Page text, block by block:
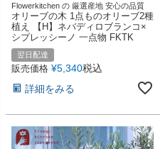
Flowerkitchen の 厳選産地 安心の品質
オリーブの木 1点ものオリーブ2種
植え 【H】ネバディロブランコ×
シプレッシーノ 一点物 FKTK
翌日配達
販売価格 ¥5,340税込
詳細をみる